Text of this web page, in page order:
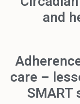
and
care –